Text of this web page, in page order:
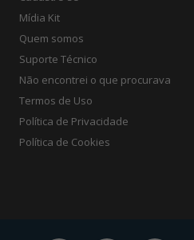
Mídia Kit
Quem somos
Suporte Técnico
Não encontrei o que procurava
Termos de Uso
Política de Privacidade
Política de Cookies